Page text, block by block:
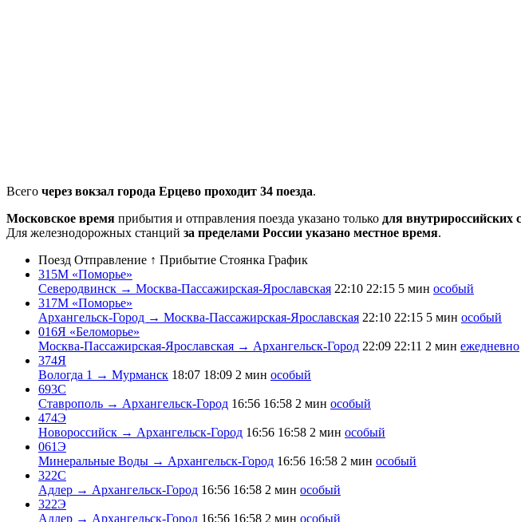
Всего через вокзал города Ерцево проходит 34 поезда.
Московское время прибытия и отправления поезда указано только для внутрироссийских
Для железнодорожных станций за пределами России указано местное время.
Поезд Отправление ↑ Прибытие Стоянка График
315М «Поморье»
Северодвинск → Москва-Пассажирская-Ярославская 22:10 22:15 5 мин особый
317М «Поморье»
Архангельск-Город → Москва-Пассажирская-Ярославская 22:10 22:15 5 мин особый
016Я «Беломорье»
Москва-Пассажирская-Ярославская → Архангельск-Город 22:09 22:11 2 мин ежедневно
374Я
Вологда 1 → Мурманск 18:07 18:09 2 мин особый
693С
Ставрополь → Архангельск-Город 16:56 16:58 2 мин особый
474Э
Новороссийск → Архангельск-Город 16:56 16:58 2 мин особый
061Э
Минеральные Воды → Архангельск-Город 16:56 16:58 2 мин особый
322С
Адлер → Архангельск-Город 16:56 16:58 2 мин особый
322Э
Адлер → Архангельск-Город 16:56 16:58 2 мин особый